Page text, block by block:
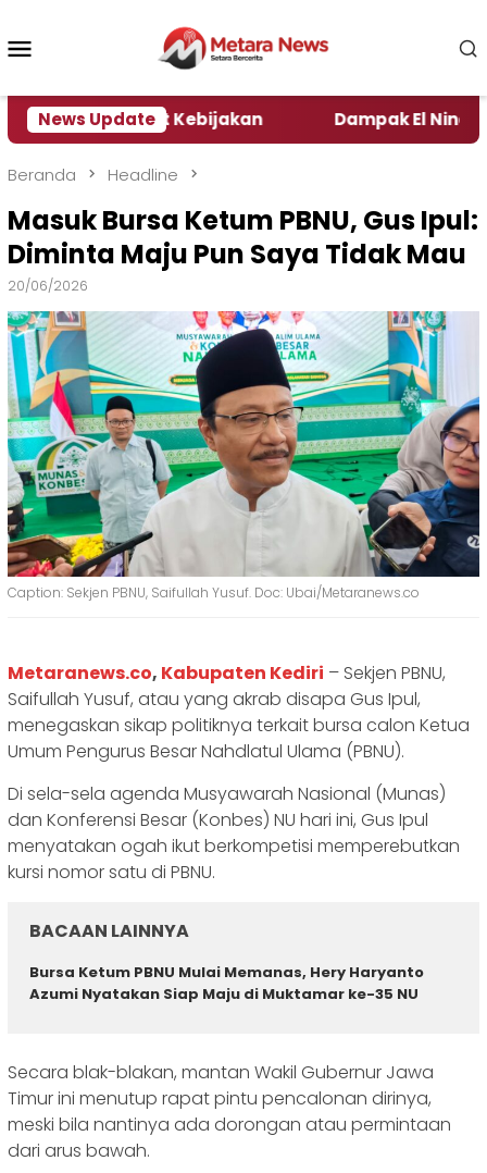
konten
News Update
Pengamat Kebijakan Dampak El Nino,
Beranda Headline
Masuk Bursa Ketum PBNU, Gus Ipul:
Diminta Maju Pun Saya Tidak Mau
20/06/2026
Caption: Sekjen PBNU, Saifullah Yusuf. Doc: Ubai/Metaranews.co
‎Metaranews.co, Kabupaten ​Kediri – Sekjen PBNU,
Saifullah Yusuf, atau yang akrab disapa Gus Ipul,
menegaskan sikap politiknya terkait bursa calon Ketua
Umum Pengurus Besar Nahdlatul Ulama (PBNU).
‎‎Di sela-sela agenda Musyawarah Nasional (Munas)
dan Konferensi Besar (Konbes) NU hari ini, Gus Ipul
menyatakan ogah ikut berkompetisi memperebutkan
kursi nomor satu di PBNU.
BACAAN LAINNYA
Bursa Ketum PBNU Mulai Memanas, Hery Haryanto
Azumi Nyatakan Siap Maju di Muktamar ke-35 NU
‎​Secara blak-blakan, mantan Wakil Gubernur Jawa
Timur ini menutup rapat pintu pencalonan dirinya,
meski bila nantinya ada dorongan atau permintaan
dari arus bawah.